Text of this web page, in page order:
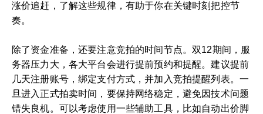
涨价追赶，了解这些规律，有助于你在关键时刻把控节
奏。
除了资金准备，还要注意竞拍的时间节点。双12期间，服
务器压力大，各大平台会进行提前预约和提醒。建议提前
几天注册账号，绑定支付方式，并加入竞拍提醒列表。一
旦进入正式拍卖时间，要保持网络稳定，避免因技术问题
错失良机。可以考虑使用一些辅助工具，比如自动出价脚